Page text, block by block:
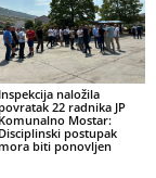
Inspekcija naložila
povratak 22 radnika JP
Komunalno Mostar:
Disciplinski postupak
mora biti ponovljen